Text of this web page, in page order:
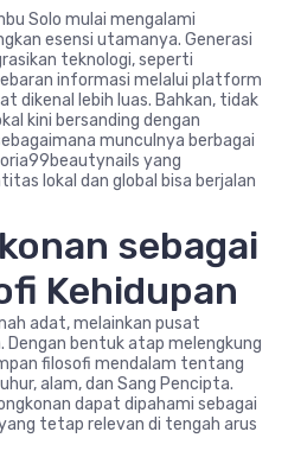
Solo mulai mengalami
esensi utamanya. Generasi
teknologi, seperti
informasi melalui platform
dikenal lebih luas. Bahkan, tidak
kini bersanding dengan
munculnya berbagai
yang
lokal dan global bisa berjalan
sebagai
Kehidupan
adat, melainkan pusat
Dengan bentuk atap melengkung
filosofi mendalam tentang
alam, dan Sang Pencipta.
dapat dipahami sebagai
tetap relevan di tengah arus